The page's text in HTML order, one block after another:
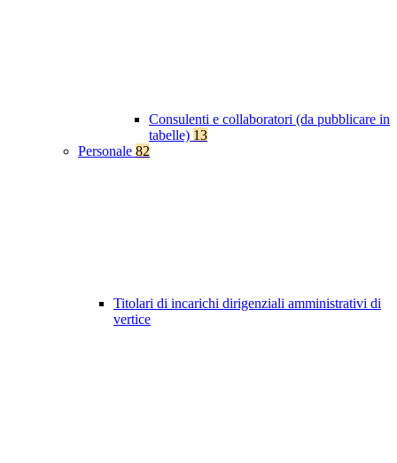
Consulenti e collaboratori (da pubblicare in
tabelle) 13
Personale 82
Titolari di incarichi dirigenziali amministrativi di
vertice